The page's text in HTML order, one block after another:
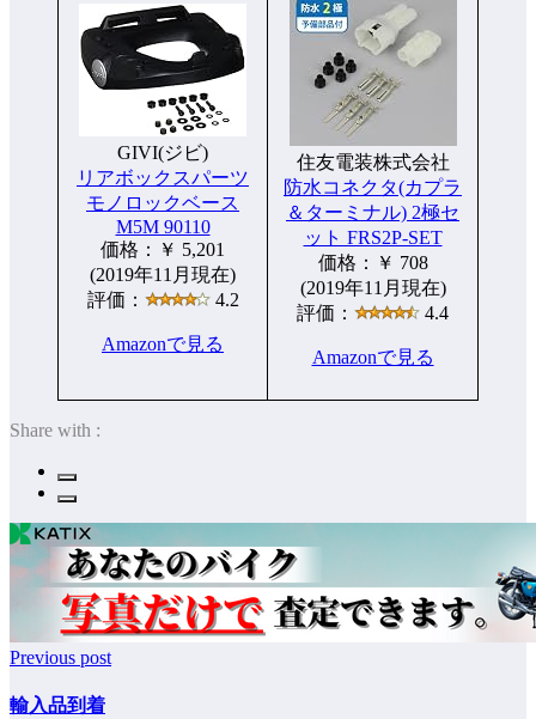
GIVI(ジビ)
リアボックスパーツ
モノロックベース
M5M 90110
価格：￥ 5,201
(2019年11月現在)
評価：
4.2
Amazonで見る
住友電装株式会社
防水コネクタ(カプラ
＆ターミナル) 2極セ
ット FRS2P-SET
価格：￥ 708
(2019年11月現在)
評価：
4.4
Amazonで見る
Share with :
Previous post
輸入品到着